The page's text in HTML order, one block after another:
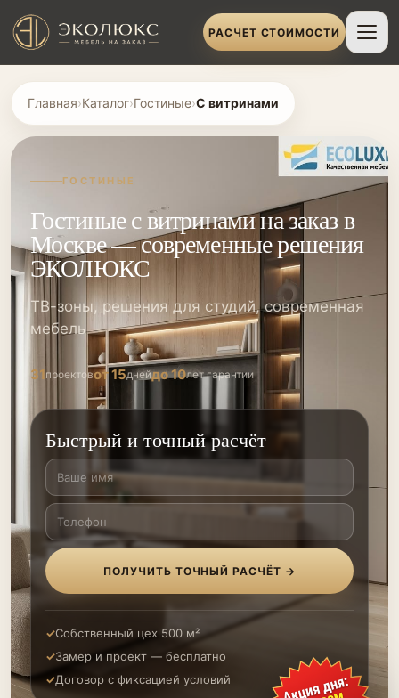
РАСЧЕТ СТОИМОСТИ
Главная›Каталог›Гостиные›С витринами
ГОСТИНЫЕ
Гостиные с витринами на заказ в
Москве — современные решения
ЭКОЛЮКС
ТВ-зоны, решения для студий, современная
мебель
31 проектовот 15днейдо 10лет гарантии
Быстрый и точный расчёт
ПОЛУЧИТЬ ТОЧНЫЙ РАСЧЁТ →
Собственный цех 500 м²
Замер и проект — бесплатно
Договор с фиксацией условий